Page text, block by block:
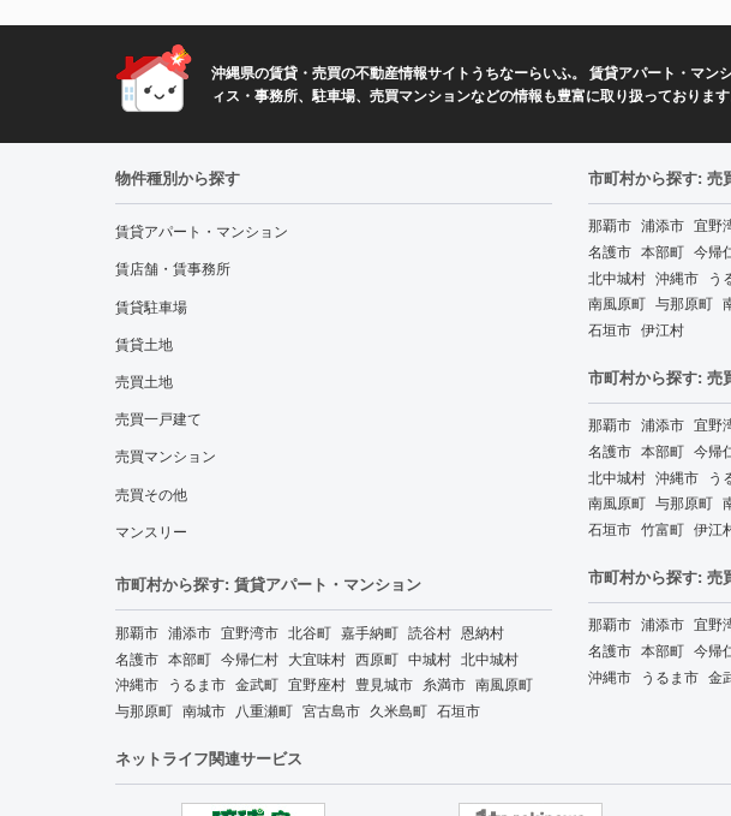
沖縄県の賃貸・売買の不動産情報サイトうちなーらいふ。 賃貸アパート・マ
ィス・事務所、駐車場、売買マンションなどの情報も豊富に取り扱っておりま
物件種別から探す
賃貸アパート・マンション
賃店舗・賃事務所
賃貸駐車場
賃貸土地
売買土地
売買一戸建て
売買マンション
売買その他
マンスリー
市町村から探す: 賃貸アパート・マンション
那覇市 浦添市 宜野湾市 北谷町 嘉手納町 読谷村 恩納村
名護市 本部町 今帰仁村 大宜味村 西原町 中城村 北中城村
沖縄市 うるま市 金武町 宜野座村 豊見城市 糸満市 南風原町
与那原町 南城市 八重瀬町 宮古島市 久米島町 石垣市
市町村から探す: 売
那覇市 浦添市 宜野
名護市 本部町 今帰
北中城村 沖縄市 う
南風原町 与那原町
石垣市 伊江村
市町村から探す: 売
那覇市 浦添市 宜野
名護市 本部町 今帰
北中城村 沖縄市 う
南風原町 与那原町
石垣市 竹富町 伊江
市町村から探す: 売
那覇市 浦添市 宜野
名護市 本部町 今帰
沖縄市 うるま市 金
ネットライフ関連サービス